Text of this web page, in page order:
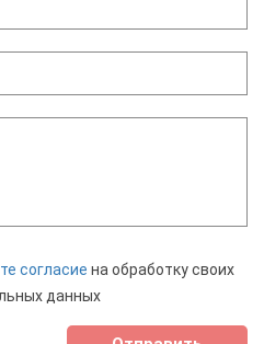
согласие на обработку своих
данных